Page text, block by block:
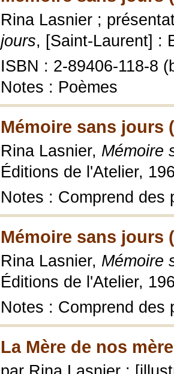
Rina Lasnier ;
jours, [Saint-Laurent] :
ISBN : 2-89406-118-8
Notes : Poèmes
Mémoire sans jours
Rina Lasnier, Mémoire
Éditions de l'Atelier,
Notes : Comprend des
Mémoire sans jours
Rina Lasnier, Mémoire
Éditions de l'Atelier,
Notes : Comprend des
La Mère de nos